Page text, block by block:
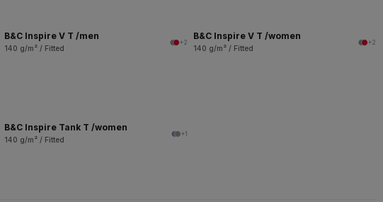
B&C Inspire V T /men
140 g/m² / Fitted
+2
B&C Inspire V T /women
140 g/m² / Fitted
+2
B&C Inspire Tank T /women
140 g/m² / Fitted
+1